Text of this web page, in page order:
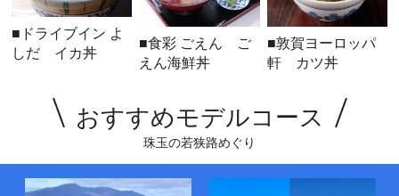
■ドライブイン よ
しだ イカ丼
■食彩 ごえん ご
えん海鮮丼
■敦賀ヨーロッパ
軒 カツ丼
おすすめモデルコース
珠玉の若狭路めぐり